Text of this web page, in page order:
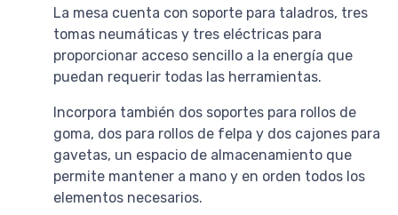
La mesa cuenta con soporte para taladros, tres
tomas neumáticas y tres eléctricas para
proporcionar acceso sencillo a la energía que
puedan requerir todas las herramientas.
Incorpora también dos soportes para rollos de
goma, dos para rollos de felpa y dos cajones para
gavetas, un espacio de almacenamiento que
permite mantener a mano y en orden todos los
elementos necesarios.